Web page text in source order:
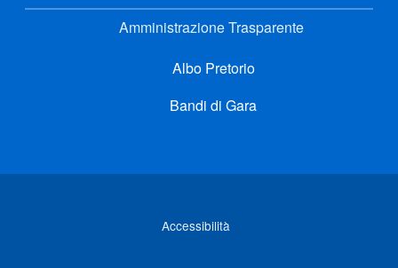
Amministrazione Trasparente
Albo Pretorio
Bandi di Gara
Accessibilità